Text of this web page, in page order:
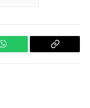
WhatsApp
Copy